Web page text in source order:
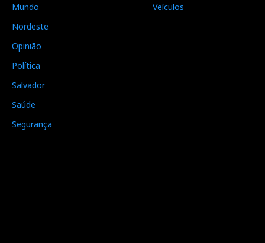
Mundo
Nordeste
Opinião
Política
Salvador
Saúde
Segurança
Veículos